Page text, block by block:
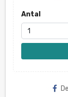
Antal
Del